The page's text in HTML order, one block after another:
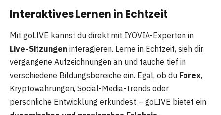
Interaktives Lernen in Echtzeit
Mit goLIVE kannst du direkt mit IYOVIA-Experten in
Live-Sitzungen interagieren. Lerne in Echtzeit, sieh dir
vergangene Aufzeichnungen an und tauche tief in
verschiedene Bildungsbereiche ein. Egal, ob du Forex,
Kryptowährungen, Social-Media-Trends oder
persönliche Entwicklung erkundest – goLIVE bietet ein